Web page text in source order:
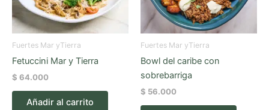
Fuertes Mar yTierra
Fetuccini Mar y Tierra
$ 64.000
Añadir al carrito
Fuertes Mar yTierra
Bowl del caribe con
sobrebarriga
$ 56.000